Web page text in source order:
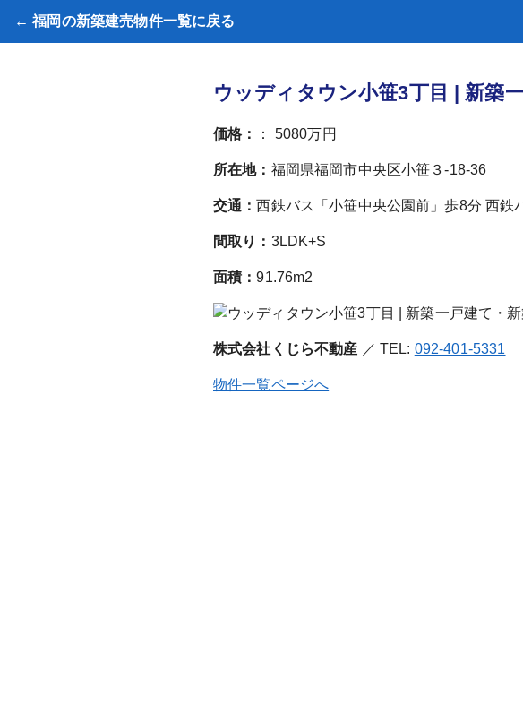
← 福岡の新築建売物件一覧に戻る
ウッディタウン小笹3丁目 | 新築
価格： ： 5080万円
所在地： 福岡県福岡市中央区小笹３-18-36
交通：西鉄バス「小笹中央公園前」歩8分 西鉄
間取り： 3LDK+S
面積：91.76m2
株式会社くじら不動産 ／ TEL: 092-401-5331
物件一覧ページへ